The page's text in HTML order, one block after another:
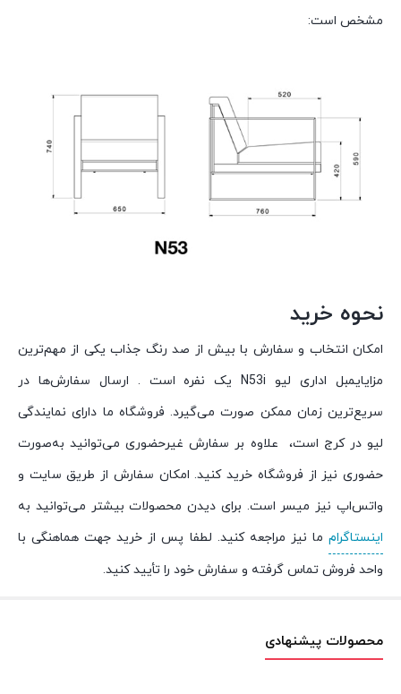
مشخص است:
نحوه خرید
امکان انتخاب و سفارش با بیش از صد رنگ جذاب یکی از مهم‌ترین
مزایایمبل اداری لیو N53i یک نفره است . ارسال سفارش‌ها در
سریع‌ترین زمان ممکن صورت می‌گیرد. فروشگاه ما دارای نمایندگی
لیو در کرج است، علاوه بر سفارش غیرحضوری می‌توانید به‌صورت
حضوری نیز از فروشگاه خرید کنید. امکان سفارش از طریق سایت و
واتس‌اپ نیز میسر است. برای دیدن محصولات بیشتر می‌توانید به
اینستاگرام ما نیز مراجعه کنید. لطفا پس از خرید جهت هماهنگی با
واحد فروش تماس گرفته و سفارش خود را تأیید کنید.
محصولات پیشنهادی